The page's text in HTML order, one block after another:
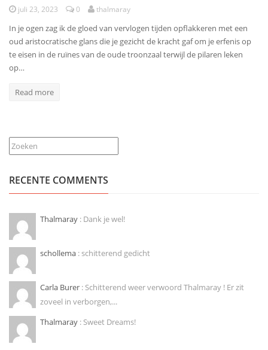
juli 23, 2023 0 thalmaray
In je ogen zag ik de gloed van vervlogen tijden opflakkeren met een
oud aristocratische glans die je gezicht de kracht gaf om je erfenis op
te eisen in de ruïnes van de oude troonzaal terwijl de pilaren leken
op…
Read more
Zoeken
RECENTE COMMENTS
Thalmaray : Dank je wel!
schollema : schitterend gedicht
Carla Burer : Schitterend weer verwoord Thalmaray ! Er zit
zoveel in verborgen,...
Thalmaray : Sweet Dreams!